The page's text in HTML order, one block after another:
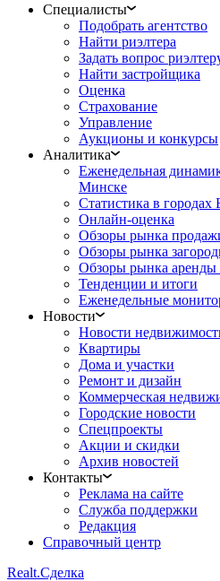
Специалисты
Подобрать агентство
Найти риэлтера
Задать вопрос
Найти застройщика
Оценка
Страхование
Управление
Аукционы и конкурсы
Аналитика
Еженедельная
Минске
Статистика в городах
Онлайн-оценка
Обзоры рынка
Обзоры рынка
Обзоры рынка аренды
Тенденции и итоги
Еженедельные
Новости
Новости
Квартиры
Дома и участки
Ремонт и дизайн
Коммерческая
Городские новости
Спецпроекты
Акции и скидки
Архив новостей
Контакты
Реклама на сайте
Служба поддержки
Редакция
Справочный центр
Realt.Сделка